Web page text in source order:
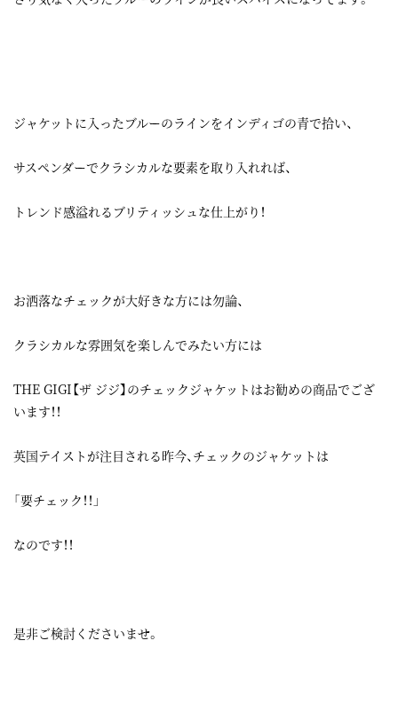
ジャケットに入ったブルーのラインをインディゴの青で拾い、
サスペンダーでクラシカルな要素を取り入れれば、
トレンド感溢れるブリティッシュな仕上がり！
お洒落なチェックが大好きな方には勿論、
クラシカルな雰囲気を楽しんでみたい方には
THE GIGI【ザ ジジ】のチェックジャケットはお勧めの商品でござ
います！！
英国テイストが注目される昨今、チェックのジャケットは
「要チェック！！」
なのです！！
是非ご検討くださいませ。